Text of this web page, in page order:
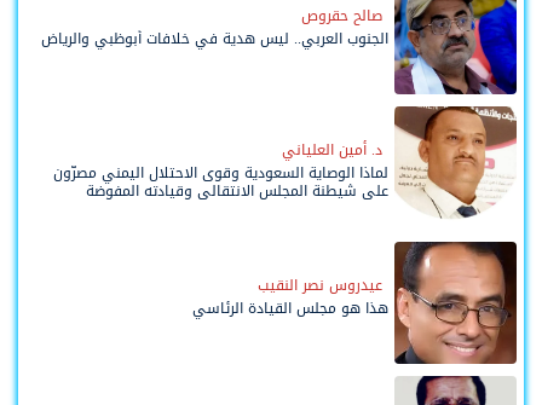
صالح حقروص
الجنوب العربي.. ليس هدية في خلافات أبوظبي والرياض
د. أمين العلياني
لماذا الوصاية السعودية وقوى الاحتلال اليمني مصرّون
على شيطنة المجلس الانتقالي وقيادته المفوضة
عيدروس نصر النقيب
هذا هو مجلس القيادة الرئاسي